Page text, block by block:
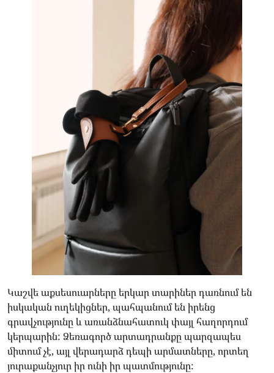
Կաշվե աքսեսուարները երկար տարիներ դառնում են
իսկական ուղեկիցներ, պահպանում են իրենց
գրավչությունը և առանձնահատուկ փայլ հաղորդում
կերպարին: Ձեռագործ արտադրանքը պարզապես
միտում չէ, այլ վերադարձ դեպի արմատները, որտեղ
յուրաքանչյուր իր ունի իր պատմությունը: